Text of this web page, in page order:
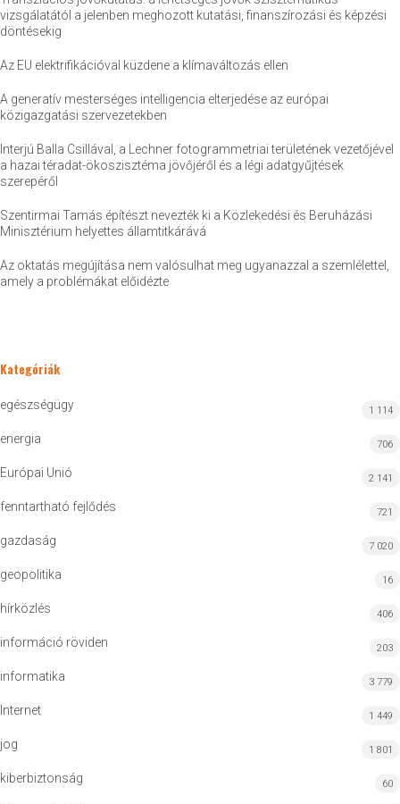
vizsgálatától a jelenben meghozott kutatási, finanszírozási és képzési
döntésekig
Az EU elektrifikációval küzdene a klímaváltozás ellen
A generatív mesterséges intelligencia elterjedése az európai
közigazgatási szervezetekben
Interjú Balla Csillával, a Lechner fotogrammetriai területének vezetőjével
a hazai téradat-ökoszisztéma jövőjéről és a légi adatgyűjtések
szerepéről
Szentirmai Tamás építészt nevezték ki a Közlekedési és Beruházási
Minisztérium helyettes államtitkárává
Az oktatás megújítása nem valósulhat meg ugyanazzal a szemlélettel,
amely a problémákat előidézte
Kategóriák
egészségügy 1 114
energia 706
Európai Unió 2 141
fenntartható fejlődés 721
gazdaság 7 020
geopolitika 16
hírközlés 406
információ röviden 203
informatika 3 779
Internet 1 449
jog 1 801
kiberbiztonság 60